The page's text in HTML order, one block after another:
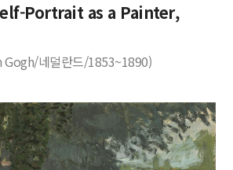
Portrait as a Painter,
Gogh/네덜란드/1853~1890)